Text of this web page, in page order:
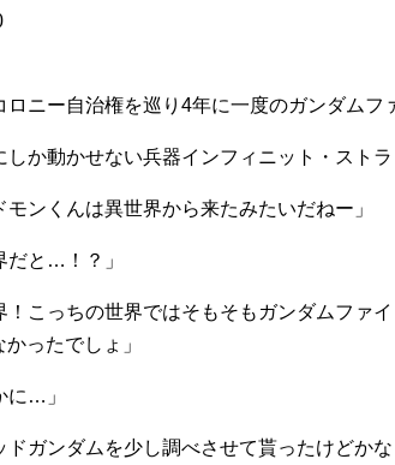
ロニー自治権を巡り4年に一度のガンダムフ
しか動かせない兵器インフィニット・スト
モンくんは異世界から来たみたいだねー」
だと…！？」
！こっちの世界ではそもそもガンダムファ
ったでしょ」
に…」
ドガンダムを少し調べさせて貰ったけどか